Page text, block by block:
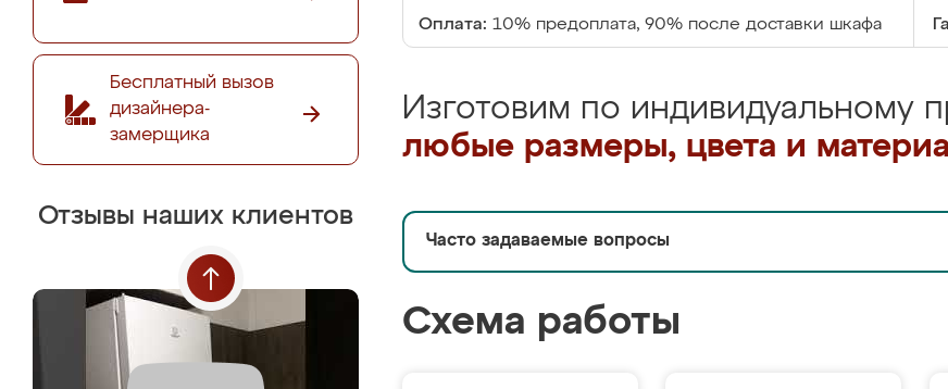
Бесплатный вызов
дизайнера-
замерщика
Отзывы наших клиентов
Оплата: 10% предоплата, 90% после доставки шкафа
Изготовим по индивидуальному
любые размеры, цвета и
Часто задаваемые вопросы
Схема работы